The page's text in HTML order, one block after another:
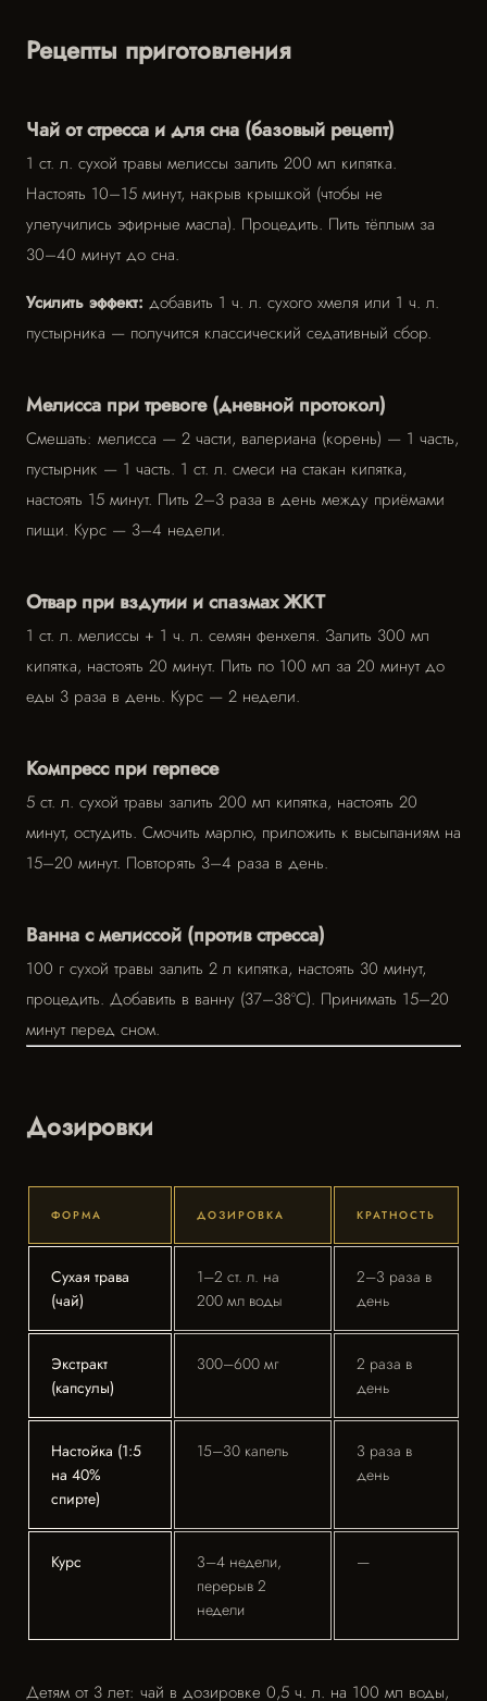
Рецепты приготовления
Чай от стресса и для сна (базовый рецепт)
1 ст. л. сухой травы мелиссы залить 200 мл кипятка.
Настоять 10–15 минут, накрыв крышкой (чтобы не
улетучились эфирные масла). Процедить. Пить тёплым за
30–40 минут до сна.
Усилить эффект: добавить 1 ч. л. сухого хмеля или 1 ч. л.
пустырника — получится классический седативный сбор.
Мелисса при тревоге (дневной протокол)
Смешать: мелисса — 2 части, валериана (корень) — 1 часть,
пустырник — 1 часть. 1 ст. л. смеси на стакан кипятка,
настоять 15 минут. Пить 2–3 раза в день между приёмами
пищи. Курс — 3–4 недели.
Отвар при вздутии и спазмах ЖКТ
1 ст. л. мелиссы + 1 ч. л. семян фенхеля. Залить 300 мл
кипятка, настоять 20 минут. Пить по 100 мл за 20 минут до
еды 3 раза в день. Курс — 2 недели.
Компресс при герпесе
5 ст. л. сухой травы залить 200 мл кипятка, настоять 20
минут, остудить. Смочить марлю, приложить к высыпаниям на
15–20 минут. Повторять 3–4 раза в день.
Ванна с мелиссой (против стресса)
100 г сухой травы залить 2 л кипятка, настоять 30 минут,
процедить. Добавить в ванну (37–38°C). Принимать 15–20
минут перед сном.
Дозировки
ФОРМА ДОЗИРОВКА КРАТНОСТЬ
Сухая трава
(чай)
1–2 ст. л. на
200 мл воды
2–3 раза в
день
Экстракт
(капсулы)
300–600 мг
2 раза в
день
Настойка (1:5
на 40%
спирте)
15–30 капель
3 раза в
день
Курс
3–4 недели,
перерыв 2
недели
—
Детям от 3 лет: чай в дозировке 0,5 ч. л. на 100 мл воды,